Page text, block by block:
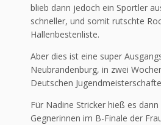
blieb dann jedoch ein Sportler
schneller, und somit rutschte
Hallenbestenliste.
Aber dies ist eine super
Neubrandenburg, in zwei
Deutschen
Für Nadine Stricker hieß es
Gegnerinnen im B-Finale der